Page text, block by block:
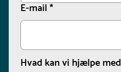
E-mail*
Hvad kan vi hjælpe